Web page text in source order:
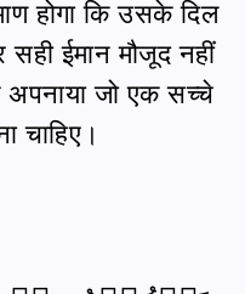
होगा कि उसके दिल
ईमान मौजूद नहीं
जो एक सच्चे
चाहिए।